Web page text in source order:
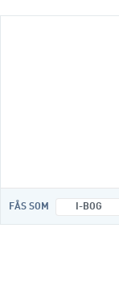
FÅS SOM I-BOG